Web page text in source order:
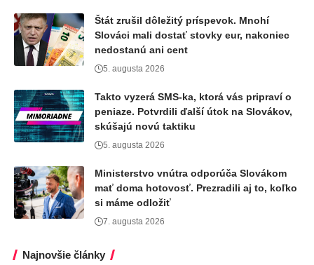
Štát zrušil dôležitý príspevok. Mnohí
Slováci mali dostať stovky eur, nakoniec
nedostanú ani cent
5. augusta 2026
Takto vyzerá SMS-ka, ktorá vás pripraví o
peniaze. Potvrdili ďalší útok na Slovákov,
skúšajú novú taktiku
5. augusta 2026
Ministerstvo vnútra odporúča Slovákom
mať doma hotovosť. Prezradili aj to, koľko
si máme odložiť
7. augusta 2026
Najnovšie články